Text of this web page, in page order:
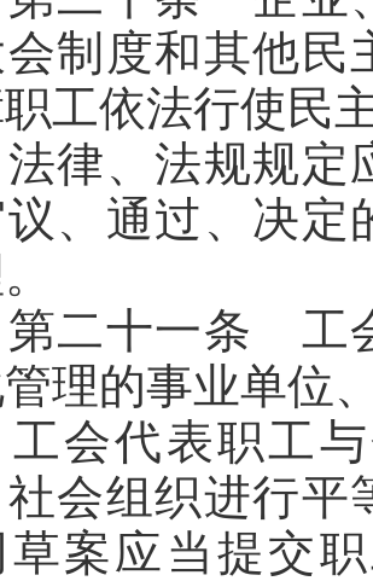
制度和其他民
工依法行使民
、法规规定应
、通过、决定
十一条 工会
理的事业单位
代表职工与
会组织进行平
草案应当提交